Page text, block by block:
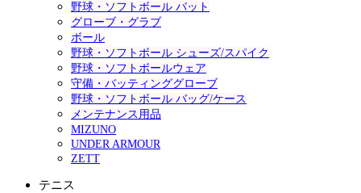
野球・ソフトボール バット
グローブ・グラブ
ボール
野球・ソフトボール シューズ/スパイク
野球・ソフトボールウェア
守備・バッティンググローブ
野球・ソフトボール バッグ/ケース
メンテナンス用品
MIZUNO
UNDER ARMOUR
ZETT
テニス